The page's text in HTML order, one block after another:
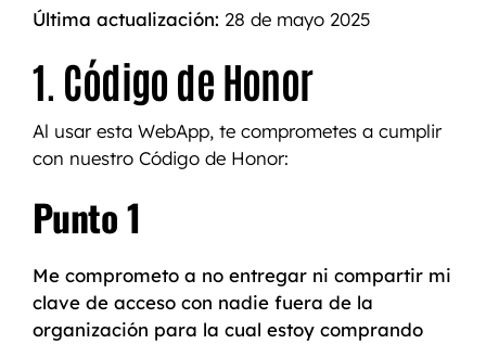
Última actualización: 28 de mayo 2025
1. Código de Honor
Al usar esta WebApp, te comprometes a cumplir
con nuestro Código de Honor:
Punto 1
Me comprometo a no entregar ni compartir mi
clave de acceso con nadie fuera de la
organización para la cual estoy comprando